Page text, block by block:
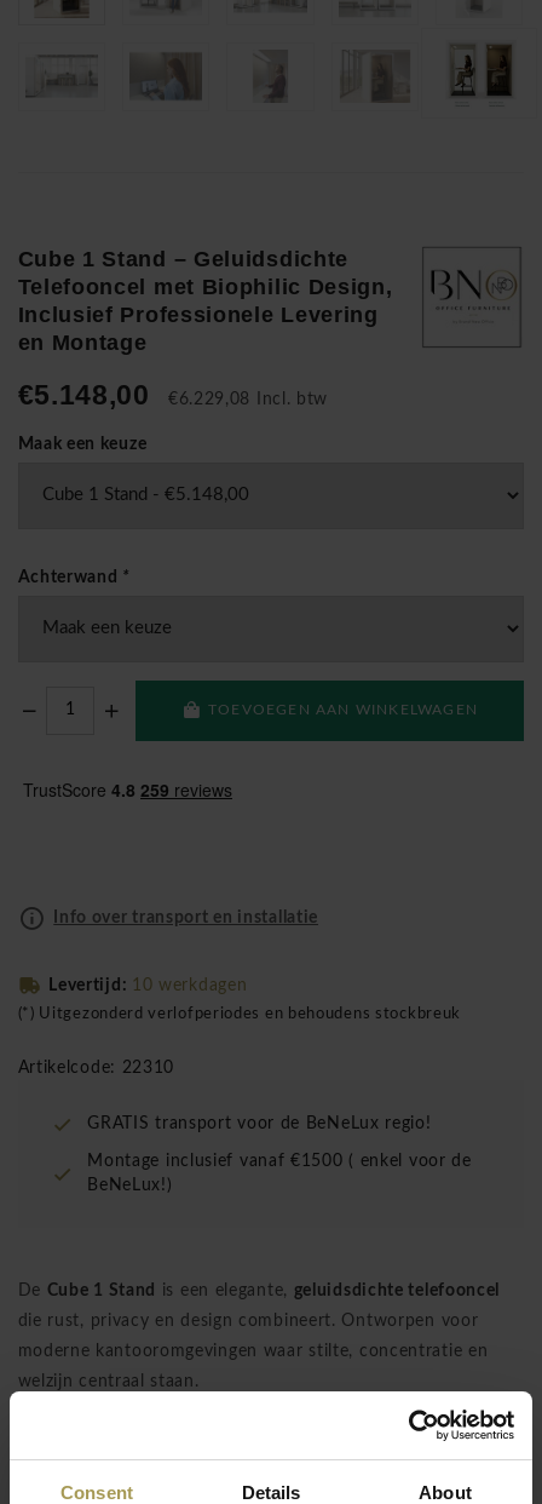
Consent Details About
Cube 1 Stand – Geluidsdichte
Telefooncel met Biophilic Design,
Inclusief Professionele Levering
en Montage
€5.148,00 €6.229,08 Incl. btw
Maak een keuze
Achterwand *
TOEVOEGEN AAN WINKELWAGEN
Info over transport en installatie
Levertijd: 10 werkdagen
(*) Uitgezonderd verlofperiodes en behoudens stockbreuk
Artikelcode: 22310
GRATIS transport voor de BeNeLux regio!
Montage inclusief vanaf €1500 ( enkel voor de
BeNeLux!)
De Cube 1 Stand is een elegante, geluidsdichte telefooncel
die rust, privacy en design combineert. Ontworpen voor
moderne kantooromgevingen waar stilte, concentratie en
welzijn centraal staan.
brengt de Cube 1 Stand natuurlijke
Italiaanse wolvilt
in zacht beige zorgen voor een